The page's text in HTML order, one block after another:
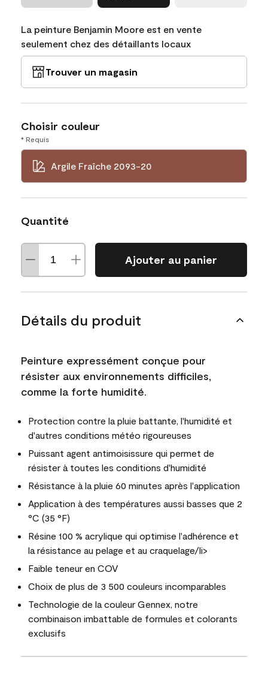
La peinture Benjamin Moore est en vente
seulement chez des détaillants locaux
Trouver un magasin
Choisir couleur
* Requis
Argile Fraîche 2093-20
Quantité
Ajouter au panier
Détails du produit
Peinture expressément conçue pour
résister aux environnements difficiles,
comme la forte humidité.
Protection contre la pluie battante, l'humidité et
d'autres conditions météo rigoureuses
Puissant agent antimoisissure qui permet de
résister à toutes les conditions d'humidité
Résistance à la pluie 60 minutes après l'application
Application à des températures aussi basses que 2
°C (35 °F)
Résine 100 % acrylique qui optimise l'adhérence et
la résistance au pelage et au craquelage/li>
Faible teneur en COV
Choix de plus de 3 500 couleurs incomparables
Technologie de la couleur Gennex, notre
combinaison imbattable de formules et colorants
exclusifs